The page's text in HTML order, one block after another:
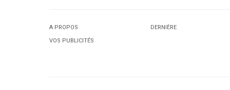
A PROPOS
VOS PUBLICITÉS
DERNIÈRE